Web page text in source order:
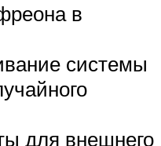
в
системы
для внешнего